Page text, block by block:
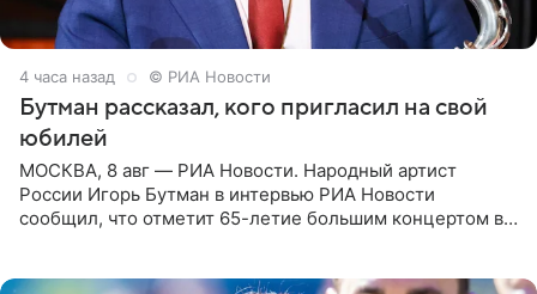
4 часа назад © РИА Новости
Бутман рассказал, кого пригласил на свой
юбилей
МОСКВА, 8 авг — РИА Новости. Народный артист
России Игорь Бутман в интервью РИА Новости
сообщил, что отметит 65-летие большим концертом в